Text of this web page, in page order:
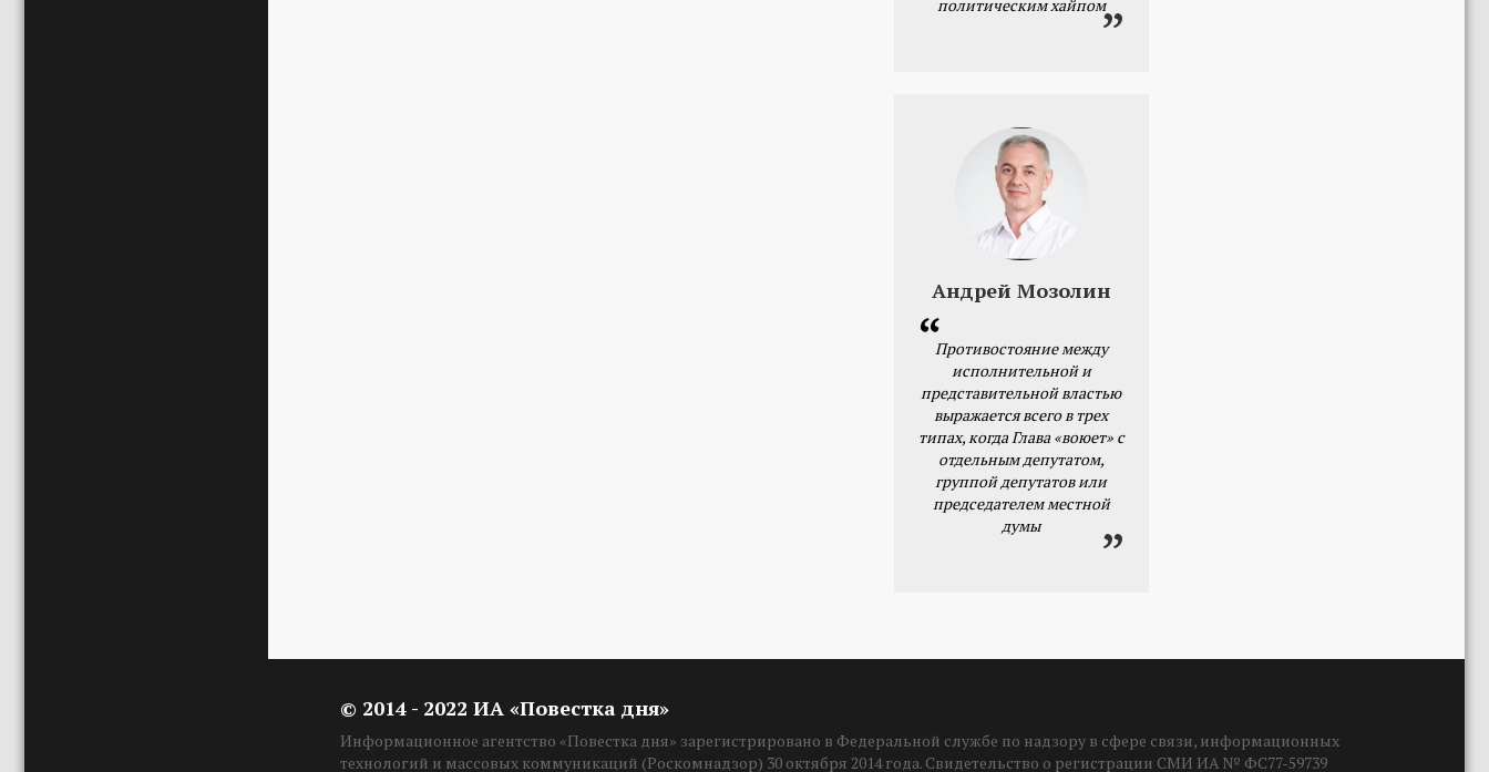
политическим хайпом
Андрей Мозолин
Противостояние между
исполнительной и
представительной властью
выражается всего в трех
типах, когда Глава «воюет» с
отдельным депутатом,
группой депутатов или
председателем местной
думы
© 2014 - 2022 ИА «Повестка дня»
Информационное агентство «Повестка дня» зарегистрировано в Федеральной службе по надзору в сфере связи, информационных
технологий и массовых коммуникаций (Роскомнадзор) 30 октября 2014 года. Свидетельство о регистрации СМИ ИА № ФС77-59739